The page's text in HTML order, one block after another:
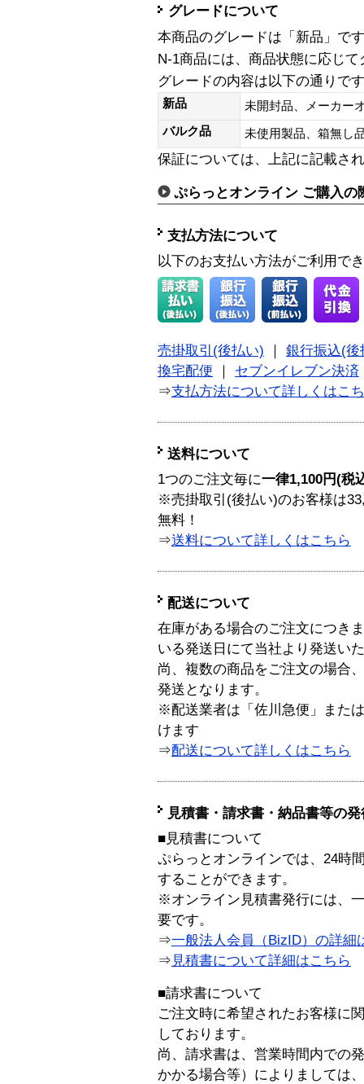
グレードについて
本商品のグレードは「新品」です
N-1商品には、商品状態に応じ
グレードの内容は以下の通りで
新品
未開封品、メーカー
バルク品
未使用製品、箱無
保証については、上記に記載さ
ぷらっとオンライン ご購入の
支払方法について
以下のお支払い方法がご利用で
売掛取引(後払い)
銀行振込(後
換宅配便
セブンイレブン決済
⇒支払方法について詳しくはこ
送料について
1つのご注文毎に一律1,100円(税
※売掛取引(後払い)のお客様は
無料！
⇒送料について詳しくはこちら
配送について
在庫がある場合のご注文につき
いる発送日にて当社より発送い
尚、複数の商品をご注文の場合
発送となります。
※配送業者は「佐川急便」また
けます
⇒配送について詳しくはこちら
見積書・請求書・納品書等の
■見積書について
ぷらっとオンラインでは、24時
することができます。
※オンライン見積書発行には、
要です。
⇒一般法人会員（BizID）の詳細
⇒ 見積書について詳細はこちら
■請求書について
ご注文時に希望されたお客様に
しております。
尚、請求書は、営業時間内での
かかる場合等）によりましては